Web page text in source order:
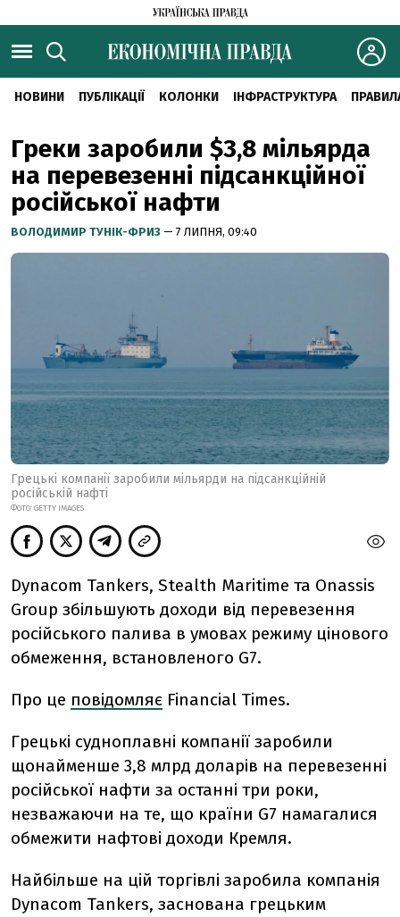
НОВИНИ ПУБЛІКАЦІЇ КОЛОНКИ ІНФРАСТРУКТУРА
Греки заробили $3,8 мільярда
на перевезенні підсанкційної
російської нафти
ВОЛОДИМИР ТУНІК-ФРИЗ — 7 ЛИПНЯ, 09:40
Грецькі компанії заробили мільярди на підсанкційній
російській нафті
ФОТО: GETTY IMAGES
Dynacom Tankers, Stealth Maritime та Onassis
Group збільшують доходи від перевезення
російського палива в умовах режиму цінового
обмеження, встановленого G7.
Про це повідомляє Financial Times.
Грецькі судноплавні компанії заробили
щонайменше 3,8 млрд доларів на перевезенні
російської нафти за останні три роки,
незважаючи на те, що країни G7 намагалися
обмежити нафтові доходи Кремля.
Найбільше на цій торгівлі заробила компанія
Dynacom Tankers, заснована грецьким